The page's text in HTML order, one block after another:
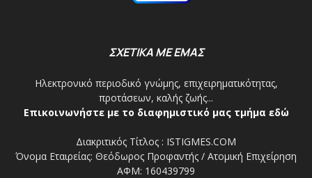
ΣΧΕΤΙΚΑ ΜΕ ΕΜΑΣ
Ηλεκτρονικό περιοδικό γνώμης, επιχειρηματικότητας,
προτάσεων, καλής ζωής...
Επικοινωνήστε με το διαφημιστικό μας τμήμα εδώ
Διακριτικός Τίτλος : ISTIGMES.COM
Όνομα Εταιρείας: Θεόδωρος Προφαντής / Ατομική Επιχείρηση
ΑΦΜ: 160439799